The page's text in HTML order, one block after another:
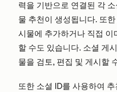
력을 기반으로 연결된 각
물 추천이 생성됩니다. 또
시물에 추가하거나 직접 이
할 수도 있습니다. 소셜 게
물을 검토, 편집 및 게시할
또한 소셜 ID를 사용하여